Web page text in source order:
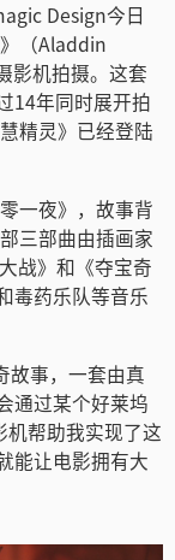
Design今日
（Aladdin
影机拍摄。这套
14年同时展开拍
精灵》已经登陆
一夜》，故事背
三部曲由插画家
战》和《夺宝奇
毒药乐队等音乐
故事，一套由真
通过某个好莱坞
帮助我实现了这
能让电影拥有大